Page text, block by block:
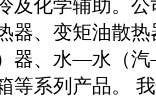
及化学辅助。
器、变矩油散
）器、水—水（
等系列产品。